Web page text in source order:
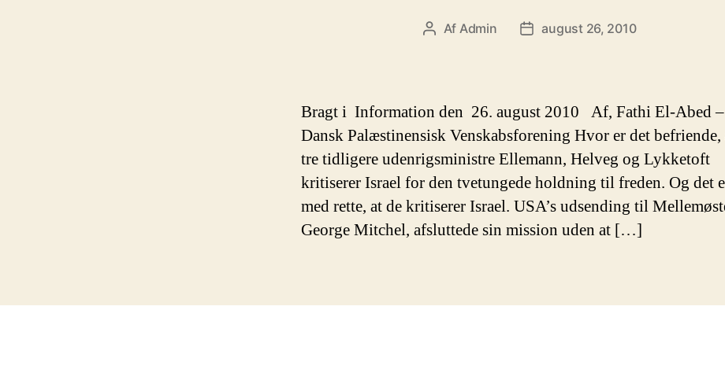
Indlægsforfatter
Af Admin Indlægsdato
august 26, 2010
Bragt i Information den 26. august 2010 Af, Fathi El-Abed –
Dansk Palæstinensisk Venskabsforening Hvor er det befriende,
tre tidligere udenrigsministre Ellemann, Helveg og Lykketoft
kritiserer Israel for den tvetungede holdning til freden. Og det
med rette, at de kritiserer Israel. USA’s udsending til
George Mitchel, afsluttede sin mission uden at […]